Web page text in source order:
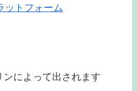
ットフォーム
によって出されます